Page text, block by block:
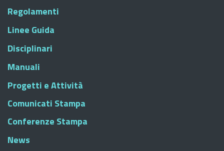
Regolamenti
Linee Guida
Disciplinari
Manuali
Progetti e Attività
Comunicati Stampa
Conferenze Stampa
News